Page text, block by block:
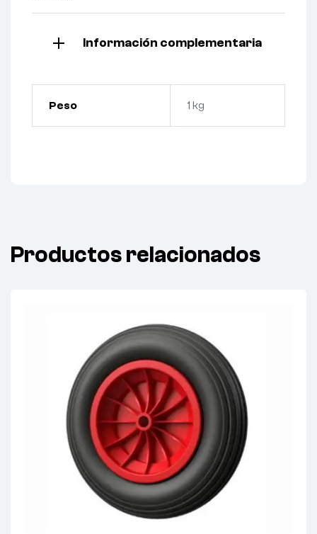
Información complementaria
Peso 1 kg
Productos relacionados